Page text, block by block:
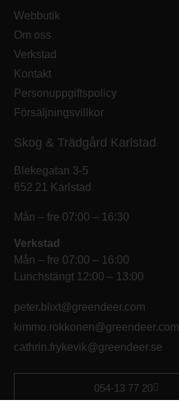
Webbutik
Om oss
Verkstad
Kontakt
Personuppgiftspolicy
Försäljningsvillkor
Skog & Trädgård Karlstad
Blekegatan 3-5
652 21 Karlstad
Mån – fre 07:00 – 16:30
Verkstad
Mån – fre 07:00 – 16:00
Lunchstängt 12:00 – 13:00
peter.blixt@greendeer.com
kimmo.rokkonen@greendeer.com
cathrin.frykevik@greendeer.se
054-13 77 20